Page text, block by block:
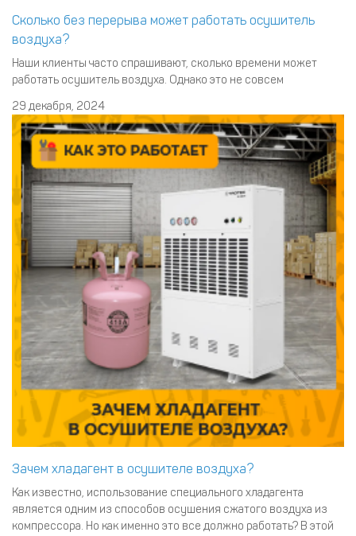
Сколько без перерыва может работать осушитель
воздуха?
Наши клиенты часто спрашивают, сколько времени может
работать осушитель воздуха. Однако это не совсем
непрерывный режим работы осушителя. Даже если
компрессор отдыхает, пневмосистема продолжает получать
из ресивера воздух, который тоже надо осушать. По
29 декабря, 2024
Зачем хладагент в осушителе воздуха?
Как известно, использование специального хладагента
является одним из способов осушения сжатого воздуха из
компрессора. Но как именно это все должно работать? В этой